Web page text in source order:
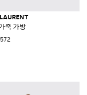
죽 가방